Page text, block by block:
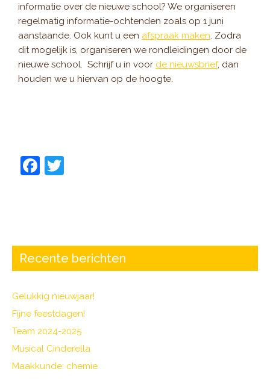
informatie over de nieuwe school? We organiseren
regelmatig informatie-ochtenden zoals op 1 juni
aanstaande. Ook kunt u een afspraak maken. Zodra
dit mogelijk is, organiseren we rondleidingen door de
nieuwe school. Schrijf u in voor de nieuwsbrief, dan
houden we u hiervan op de hoogte.
F
b
o
k
Recente berichten
Gelukkig nieuwjaar!
Fijne feestdagen!
Team 2024-2025
Musical Cinderella
Maakkunde: chemie